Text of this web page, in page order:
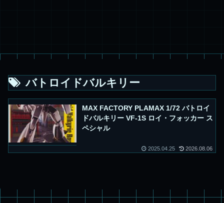
バトロイドバルキリー
MAX FACTORY PLAMAX 1/72 バトロイ
ドバルキリー VF-1S ロイ・フォッカー ス
ペシャル
2025.04.25 2026.08.06